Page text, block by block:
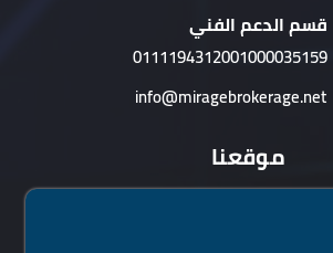
قسم الدعم الفني
01000035159
01111943120
info@miragebrokerage.net
موقعنا